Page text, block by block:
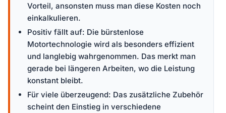
Vorteil, ansonsten muss man diese Kosten noch
einkalkulieren.
Positiv fällt auf: Die bürstenlose
Motortechnologie wird als besonders effizient
und langlebig wahrgenommen. Das merkt man
gerade bei längeren Arbeiten, wo die Leistung
konstant bleibt.
Für viele überzeugend: Das zusätzliche Zubehör
scheint den Einstieg in verschiedene